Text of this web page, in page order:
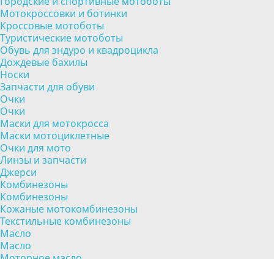
Мотокроссовки и ботинки
Кроссовые мотоботы
Туристические мотоботы
Обувь для эндуро и квадроцикла
Дождевые бахилы
Носки
Запчасти для обуви
Очки
Очки
Маски для мотокросса
Маски мотоциклетные
Очки для мото
Линзы и запчасти
Джерси
Комбинезоны
Комбинезоны
Кожаные мотокомбинезоны
Текстильные комбинезоны
Масло
Масло